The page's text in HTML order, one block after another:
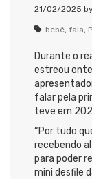
21/02/2025
bebê, fala,
Durante o
estreou
falar pela
teve em
“Por tudo
recebendo
para poder
mini desfile